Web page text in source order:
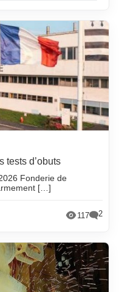
tests d’obuts
Fonderie de
[…]
117 2